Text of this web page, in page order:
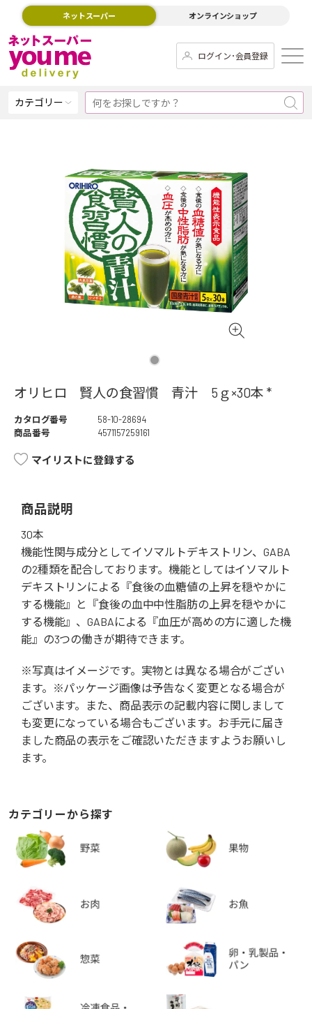
ネットスーパー オンラインショップ
ログイン･会員登録
カテゴリー
オリヒロ 賢人の食習慣 青汁 5ｇ×30本 *
カタログ番号
58-10-28694
商品番号
4571157259161
マイリストに登録する
商品説明
30本
機能性関与成分としてイソマルトデキストリン、GABA
の2種類を配合しております。機能としてはイソマルト
デキストリンによる『食後の血糖値の上昇を穏やかに
する機能』と『食後の血中中性脂肪の上昇を穏やかに
する機能』、GABAによる『血圧が高めの方に適した機
能』の3つの働きが期待できます。
※写真はイメージです。実物とは異なる場合がござい
ます。※パッケージ画像は予告なく変更となる場合が
ございます。また、商品表示の記載内容に関しまして
も変更になっている場合もございます。お手元に届き
ました商品の表示をご確認いただきますようお願いし
ます。
カテゴリーから探す